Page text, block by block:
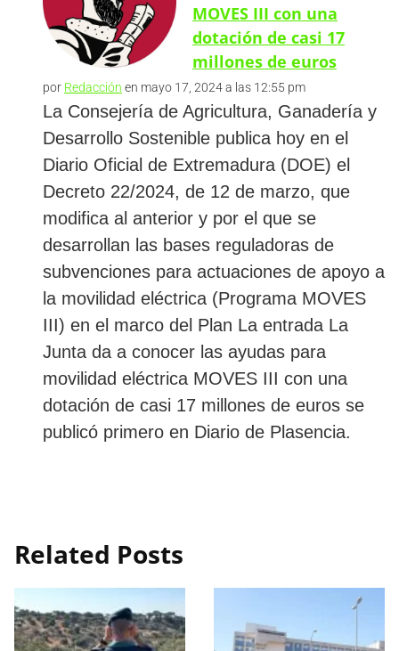
MOVES III con una
dotación de casi 17
millones de euros
por Redacción en mayo 17, 2024 a las 12:55 pm
La Consejería de Agricultura, Ganadería y
Desarrollo Sostenible publica hoy en el
Diario Oficial de Extremadura (DOE) el
Decreto 22/2024, de 12 de marzo, que
modifica al anterior y por el que se
desarrollan las bases reguladoras de
subvenciones para actuaciones de apoyo a
la movilidad eléctrica (Programa MOVES
III) en el marco del Plan La entrada La
Junta da a conocer las ayudas para
movilidad eléctrica MOVES III con una
dotación de casi 17 millones de euros se
publicó primero en Diario de Plasencia.
Related Posts